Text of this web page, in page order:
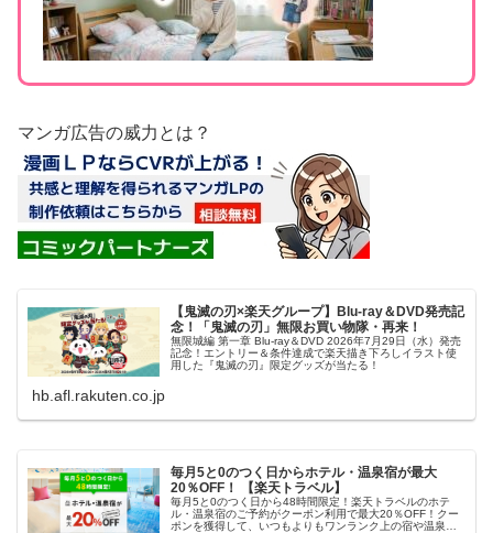
マンガ広告の威力とは？
【鬼滅の刃×楽天グループ】Blu-ray＆DVD発売記
念！「鬼滅の刃」無限お買い物隊・再来！
無限城編 第一章 Blu-ray＆DVD 2026年7月29日（水）発売
記念！エントリー＆条件達成で楽天描き下ろしイラスト使
用した『鬼滅の刃』限定グッズが当たる！
hb.afl.rakuten.co.jp
毎月5と0のつく日からホテル・温泉宿が最大
20％OFF！ 【楽天トラベル】
毎月5と0のつく日から48時間限定！楽天トラベルのホテ
ル・温泉宿のご予約がクーポン利用で最大20％OFF！クー
ポンを獲得して、いつもよりもワンランク上の宿や温泉宿